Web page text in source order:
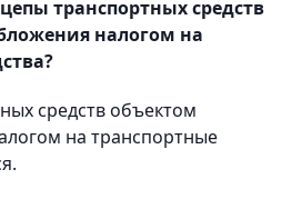
транспортных средств
налогом на
средств объектом
на транспортные